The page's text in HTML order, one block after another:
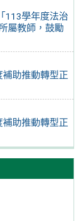
113學年度法治
屬教師，鼓勵
助推動轉型正
助推動轉型正